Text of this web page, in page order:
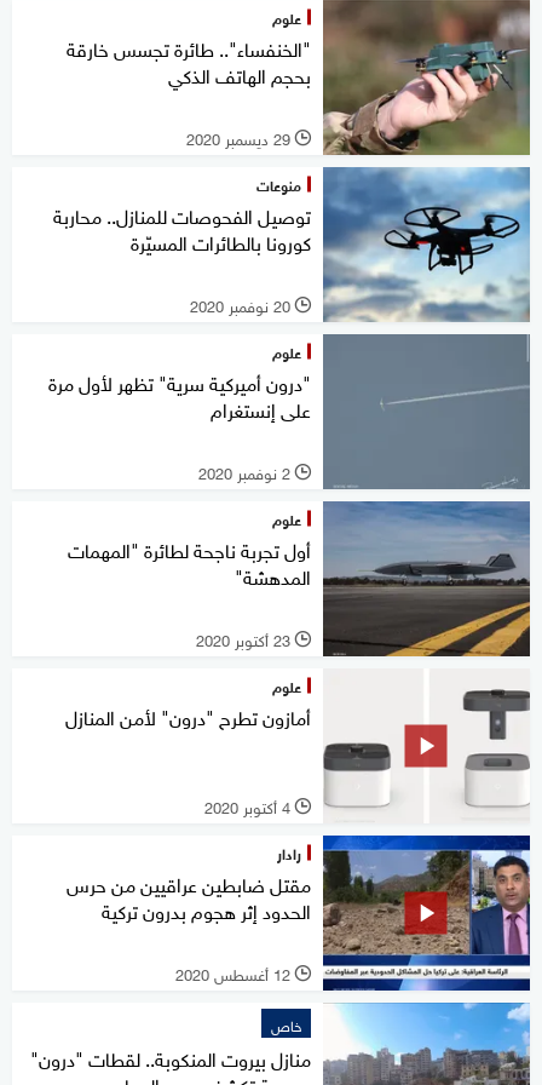
علوم
"الخنفساء".. طائرة تجسس خارقة
بحجم الهاتف الذكي
l 29 ديسمبر 2020
منوعات
توصيل الفحوصات للمنازل.. محاربة
كورونا بالطائرات المسيّرة
l 20 نوفمبر 2020
علوم
"درون أميركية سرية" تظهر لأول مرة
على إنستغرام
l 2 نوفمبر 2020
علوم
أول تجربة ناجحة لطائرة "المهمات
المدهشة"
l 23 أكتوبر 2020
علوم
أمازون تطرح "درون" لأمن المنازل
l 4 أكتوبر 2020
رادار
مقتل ضابطين عراقيين من حرس
الحدود إثر هجوم بدرون تركية
l 12 أغسطس 2020
خاص
منازل بيروت المنكوبة.. لقطات "درون"